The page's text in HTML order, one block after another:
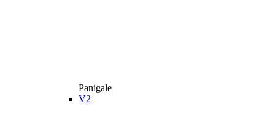
Panigale
V2